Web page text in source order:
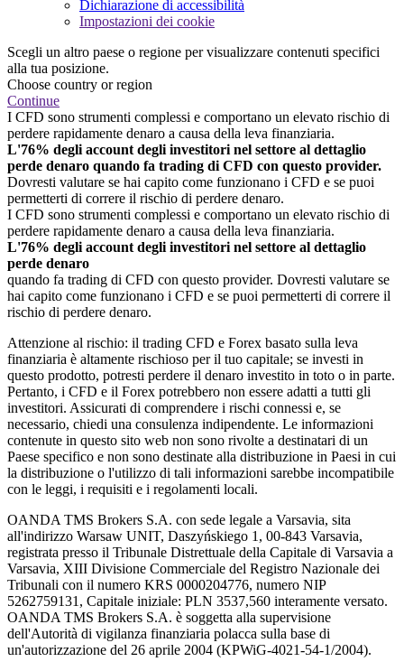
Dichiarazione di accessibilità
Impostazioni dei cookie
Scegli un altro paese o regione per visualizzare contenuti specifici
alla tua posizione.
Choose country or region
Continue
I CFD sono strumenti complessi e comportano un elevato rischio di
perdere rapidamente denaro a causa della leva finanziaria.
L'76% degli account degli investitori nel settore al dettaglio
perde denaro quando fa trading di CFD con questo provider.
Dovresti valutare se hai capito come funzionano i CFD e se puoi
permetterti di correre il rischio di perdere denaro.
I CFD sono strumenti complessi e comportano un elevato rischio di
perdere rapidamente denaro a causa della leva finanziaria.
L'76% degli account degli investitori nel settore al dettaglio
perde denaro
quando fa trading di CFD con questo provider. Dovresti valutare se
hai capito come funzionano i CFD e se puoi permetterti di correre il
rischio di perdere denaro.
Attenzione al rischio: il trading CFD e Forex basato sulla leva
finanziaria è altamente rischioso per il tuo capitale; se investi in
questo prodotto, potresti perdere il denaro investito in toto o in parte.
Pertanto, i CFD e il Forex potrebbero non essere adatti a tutti gli
investitori. Assicurati di comprendere i rischi connessi e, se
necessario, chiedi una consulenza indipendente. Le informazioni
contenute in questo sito web non sono rivolte a destinatari di un
Paese specifico e non sono destinate alla distribuzione in Paesi in cui
la distribuzione o l'utilizzo di tali informazioni sarebbe incompatibile
con le leggi, i requisiti e i regolamenti locali.
OANDA TMS Brokers S.A. con sede legale a Varsavia, sita
all'indirizzo Warsaw UNIT, Daszyńskiego 1, 00-843 Varsavia,
registrata presso il Tribunale Distrettuale della Capitale di Varsavia a
Varsavia, XIII Divisione Commerciale del Registro Nazionale dei
Tribunali con il numero KRS 0000204776, numero NIP
5262759131, Capitale iniziale: PLN 3537,560 interamente versato.
OANDA TMS Brokers S.A. è soggetta alla supervisione
dell'Autorità di vigilanza finanziaria polacca sulla base di
un'autorizzazione del 26 aprile 2004 (KPWiG-4021-54-1/2004).